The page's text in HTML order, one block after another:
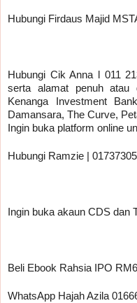
Hubungi Firdaus Majid
Hubungi Cik Anna l 011
serta alamat penuh
Kenanga Investment
Damansara, The Curve,
Ingin buka platform online
Hubungi Ramzie |
Ingin buka akaun CDS dan
Beli Ebook Rahsia IPO
WhatsApp Hajah Azila